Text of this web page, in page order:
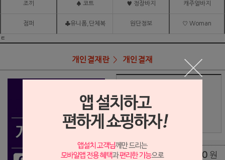
조끼 ♠ 코트 ♥ 정장바지 캐주얼바지
점퍼 ♣유니폼,단체복 원단정보 ♡ Woman
ㅌ
개인결재란 개인결재
상품가 49,800
배송비 (조건)
총 상품 금액 0 원